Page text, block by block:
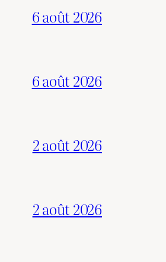
6 août 2026
6 août 2026
2 août 2026
2 août 2026